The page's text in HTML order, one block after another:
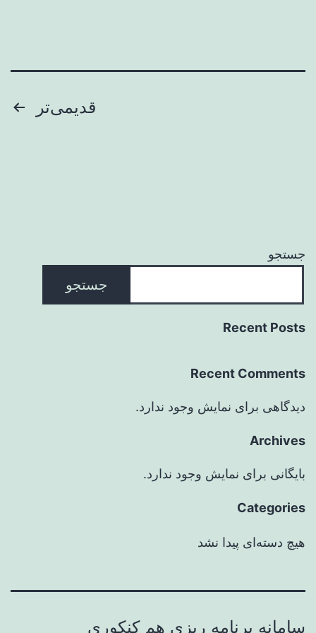
قدیمی‌تر
جستجو
جستجو
Recent Posts
Recent Comments
دیدگاهی برای نمایش وجود ندارد.
Archives
بایگانی برای نمایش وجود ندارد.
Categories
هیچ دسته‌ای پیدا نشد
سامانه برنامه ریزی هم کنکوری